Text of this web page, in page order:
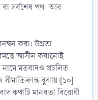
বা সর্বশেষ পথ। আর
করা। উগ্রতা
আসীন করানোই
মতবাদও প্রচলিত
বুঝায়।[১০]
কথাটি মানবতা বিরোধী